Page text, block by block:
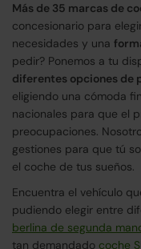
Más de 35 marcas de
concesionario para
necesidades y una
pedir? Ponemos a tu
diferentes opciones de
eligiendo una cómoda
nacionales para que el
preocupaciones.
gestiones para que tú
el coche de tus sueños.
Encuentra el vehículo
pudiendo elegir entre
berlina de segunda
tan demandado coche